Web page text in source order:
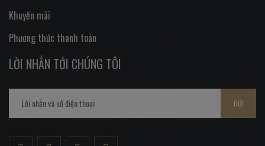
Khuyến mãi
Phương thức thanh toán
LỜI NHẮN TỚI CHÚNG TÔI
GỬI